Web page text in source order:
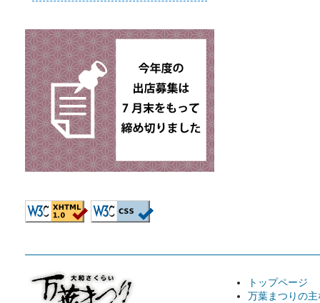
トップページ
万葉まつりの